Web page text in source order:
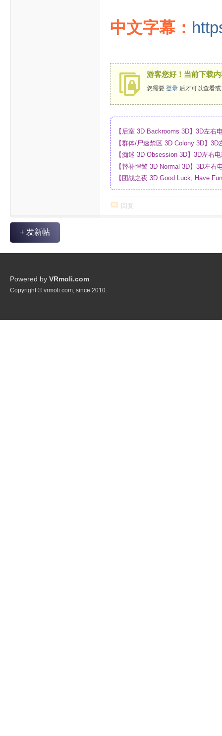
中文字幕：
游客您好！当前下载
您需要 登录 后才可以查看
【后室 3D Backrooms 3D】3D左右
【群体/尸速禁区 3D Colony 3D】
_网盘
【痴迷 3D Obsession 3D】3D左右
【替补悍警 3D Normal 3D】3D左
【团战之夜 3D Good Luck, Have
回复
+ 发新帖
Powered by VRmoli.com
Copyright © vrmoli.com, since 2010.